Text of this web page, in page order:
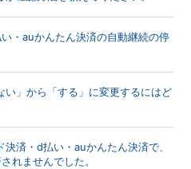
・auかんたん決済の自動継続の停
い」から「する」に変更するにはど
済・d払い・auかんたん決済で、
れませんでした。